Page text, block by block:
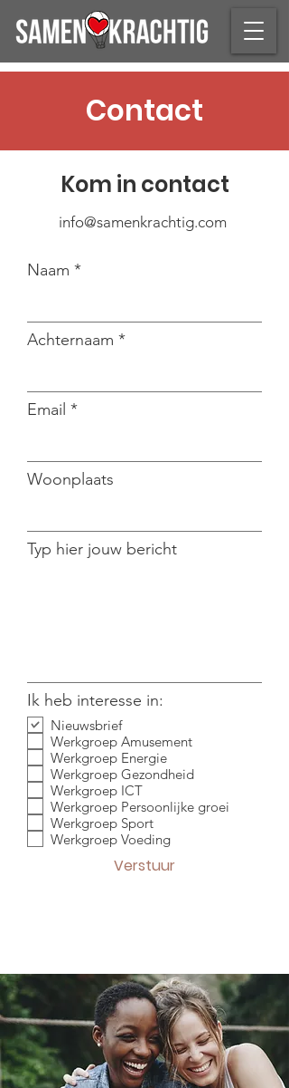
Contact
Kom in contact
info@samenkrachtig.com
Naam
Achternaam
Email
Woonplaats
Typ hier jouw bericht
Ik heb interesse in:
Nieuwsbrief
Werkgroep Amusement
Werkgroep Energie
Werkgroep Gezondheid
Werkgroep ICT
Werkgroep Persoonlijke groei
Werkgroep Sport
Werkgroep Voeding
Verstuur